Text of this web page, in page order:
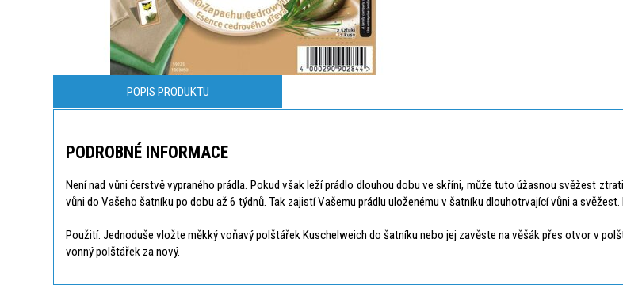
POPIS PRODUKTU
PODROBNÉ INFORMACE
Není nad vůni čerstvě vypraného prádla. Pokud však leží prádlo dlouhou dobu ve skříni, může tuto úžasnou svěžest
vůni do Vašeho šatníku po dobu až 6 týdnů. Tak zajistí Vašemu prádlu uloženému v šatníku dlouhotrvající vůni a
Použití: Jednoduše vložte měkký voňavý polštářek Kuschelweich do šatníku nebo jej zavěste na věšák přes otvor v
vonný polštářek za nový.